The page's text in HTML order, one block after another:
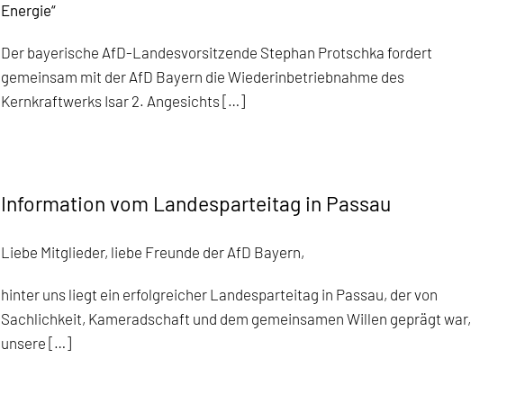
Energie“
Der bayerische AfD-Landesvorsitzende Stephan Protschka fordert
gemeinsam mit der AfD Bayern die Wiederinbetriebnahme des
Kernkraftwerks Isar 2. Angesichts […]
Information vom Landesparteitag in Passau
Liebe Mitglieder, liebe Freunde der AfD Bayern,
hinter uns liegt ein erfolgreicher Landesparteitag in Passau, der von
Sachlichkeit, Kameradschaft und dem gemeinsamen Willen geprägt war,
unsere […]